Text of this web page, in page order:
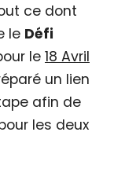
ce dont
le Défi
le 18 Avril
un lien
afin de
les deux